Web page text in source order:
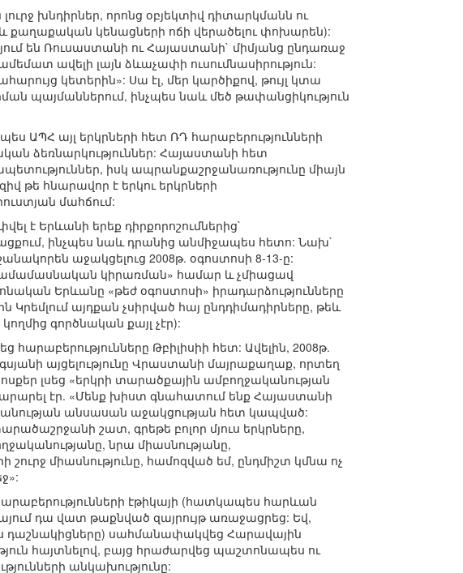
խնդիրներ, որոնց օբյեկտիվ դիտարկմանն ու
և քաղաքական կենացների ոճի վերածելու փոխարեն):
են Ռուսաստանի ու Հայաստանի` միմյանց ընդառաջ
ավելի լայն ձևաչափի ուսումնասիրություն:
կետերին»: Սա էլ, մեր կարծիքով, թույլ կտա
պայմաններում, ինչպես նաև մեծ թափանցիկություն
ԱՊՀ այլ երկրների հետ ՌԴ հարաբերությունների
ձեռնարկություններ: Հայաստանի հետ
իսկ ապրանքաշրջանառությունը միայն
թե հնարավոր է երկու երկրների
մահճում:
է Երևանի երեք դիրքորոշումներից`
ինչպես նաև դրանից անմիջապես հետո: Նախ`
աջակցելուց 2008թ. օգոստոսի 8-13-ը:
կիրառման» համար և չմիացավ
Երևանը «թեժ օգոստոսի» իրադարձությունները
Կրեմլում այդքան չսիրված հայ ընդդիմադիրները, թեև
գործնական քայլ չէր):
Թբիլիսիի հետ: Ավելին, 2008թ.
այցելությունը Վրաստանի մայրաքաղաք, որտեղ
լսեց «երկրի տարածքային ամբողջականության
էր. «Մենք խիստ գնահատում ենք Հայաստանի
անսասան աջակցության հետ կապված:
շատ, գրեթե բոլոր մյուս երկրները,
նրա միասնությանը,
միասնությունը, համոզված եմ, ընդմիշտ կմնա ոչ
էթիկայի (հատկապես հարևան
դա վատ թաքնված զայրույթ առաջացրեց: Եվ,
դաշնակիցները) սահմանափակվեց Հարավային
հայտնելով, բայց հրաժարվեց պաշտոնապես ու
անկախությունը: